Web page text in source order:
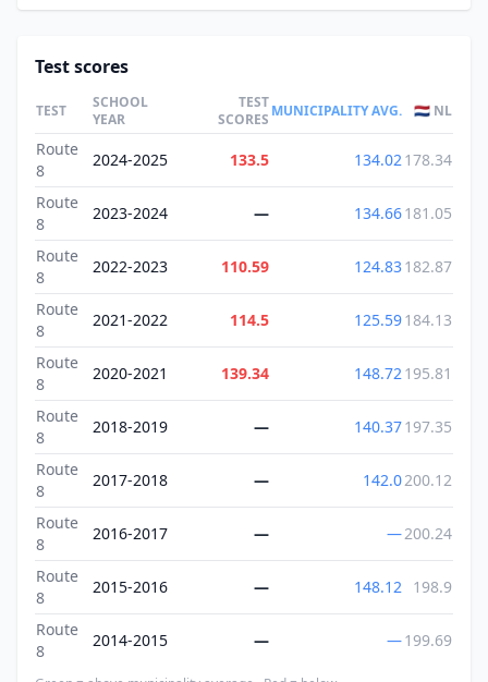
Test scores
TEST
SCHOOL
YEAR
TEST
SCORES MUNICIPALITY AVG. 🇳🇱 NL
Route
8
2024-2025 133.5 134.02178.34
Route
8
2023-2024 — 134.66181.05
Route
8
2022-2023 110.59 124.83182.87
Route
8
2021-2022 114.5 125.59184.13
Route
8
2020-2021 139.34 148.72195.81
Route
8
2018-2019 — 140.37197.35
Route
8
2017-2018 — 142.0200.12
Route
8
2016-2017 — —200.24
Route
8
2015-2016 — 148.12 198.9
Route
8
2014-2015 — —199.69